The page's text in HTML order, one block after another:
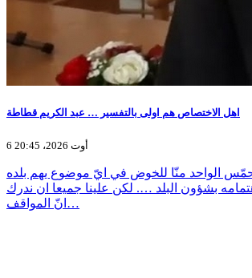
اهل الاختصاص هم اولى بالتفسير … عبد الكريم قطاطة
6 أوت 2026، 20:45
الواحد منّا للخوض في ايّ موضوع يهم بلده
بشؤون البلد …. لكن علينا جميعا ان ندرك
انّ المواقف…